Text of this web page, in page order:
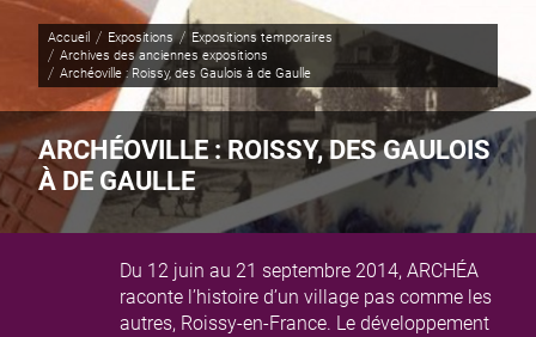
Accueil Expositions
Expositions temporaires
Archives des anciennes expositions
Page active :
Archéoville : Roissy, des Gaulois à de Gaulle
ARCHÉOVILLE : ROISSY, DES GAULOIS
À DE GAULLE
Du 12 juin au 21 septembre 2014, ARCHÉA
raconte l’histoire d’un village pas comme les
autres, Roissy-en-France. Le développement
Panneau de gestion des cookies